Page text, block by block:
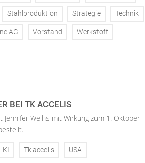
Stahlproduktion Strategie Technik
AG Vorstand Werkstoff
BEI TK ACCELIS
Weihs mit Wirkung zum 1. Oktober
KI Tk accelis USA